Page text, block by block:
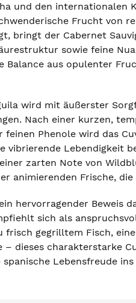
und den internationalen
Frucht von
bringt der Cabernet
sowie feine
Balance aus opulenter
wird mit äußerster
Nach einer kurzen,
Phenole wird das
vibrierende
zarten Note von
animierenden Frische,
hervorragender Beweis
sich als
frisch gegrilltem Fisch,
– dieses charakterstarke
Lebensfreude ins